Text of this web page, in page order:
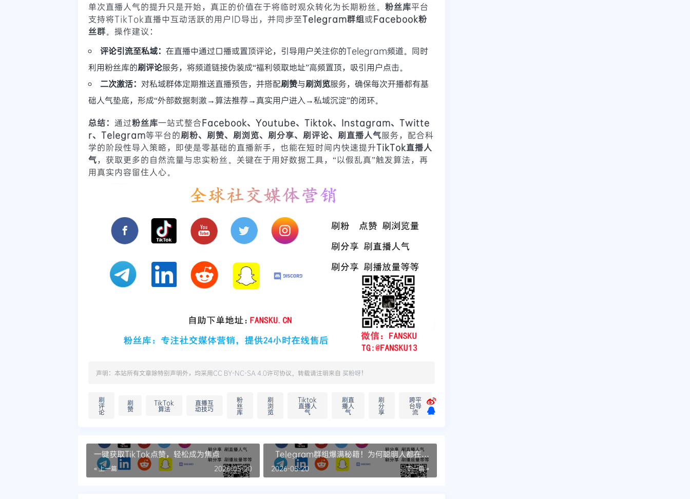
单次直播人气的提升只是开始，真正的价值在于将临时观众转化为长期粉丝。 粉丝库平台
支持将TikTok直播中互动活跃的用户ID导出，并同步至Telegram群组或Facebook粉
丝群。操作建议：
评论引流至私域： 在直播中通过口播或置顶评论，引导用户关注你的Telegram频道。同时
利用粉丝库的刷评论服务，将频道链接伪装成“福利领取地址”高频置顶，吸引用户点击。
二次激活： 对私域群体定期推送直播预告，并搭配刷赞与刷浏览服务，确保每次开播都有基
础人气垫底，形成“外部数据刺激→算法推荐→真实用户进入→私域沉淀”的闭环。
总结： 通过粉丝库一站式整合Facebook、Youtube、Tiktok、Instagram、Twitte
r、Telegram等平台的刷粉、刷赞、刷浏览、刷分享、刷评论、刷直播人气服务，配合科
学的阶段性导入策略，即使是零基础的直播新手，也能在短时间内快速提升TikTok直播人
气，获取更多的自然流量与忠实粉丝。关键在于用好数据工具，“以假乱真”触发算法，再
用真实内容留住人心。
声明：本站所有文章除特别声明外，均采用CC BY-NC-SA 4.0许可协议。转载请注明来自 买粉呀！
刷
评
论
刷
赞
TikTok
算法
直播互
动技巧
粉
丝
库
刷
浏
览
Tiktok
直播人
气
刷直
播人
气
刷
分
享
跨平
台导
流
一键获取TikTok点赞，轻松成为焦点
« 上一篇 2026-05-20
Telegram群组爆满秘籍！为何聪明人都在选
购群成员
下一篇 »
2026-05-20